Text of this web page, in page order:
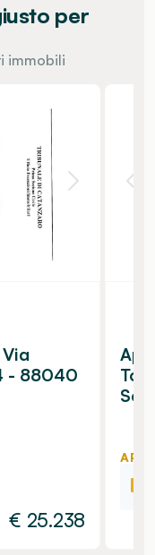
per
immobili
- 88040
€ 25.238